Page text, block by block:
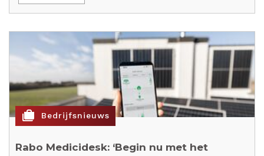
cases Bedrijfsnieuws
Rabo Medicidesk: ‘Begin nu met het